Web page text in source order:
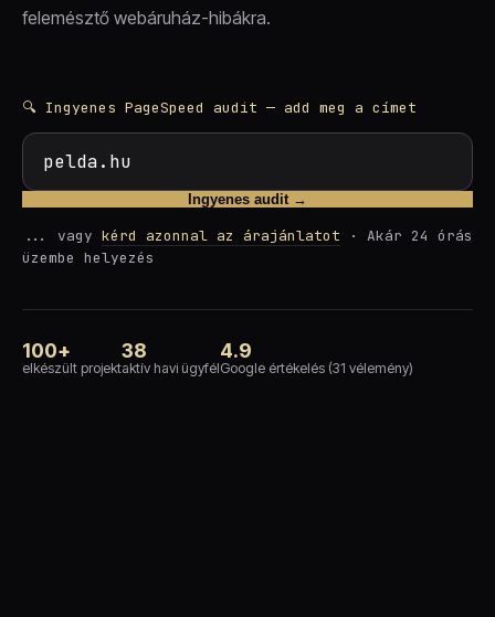
felemésztő webáruház-hibákra.
🔍 Ingyenes PageSpeed audit — add meg a címet
Ingyenes audit →
... vagy kérd azonnal az árajánlatot · Akár 24 órás
üzembe helyezés
100+
elkészült projekt
38
aktív havi ügyfél
4.9
Google értékelés (31 vélemény)